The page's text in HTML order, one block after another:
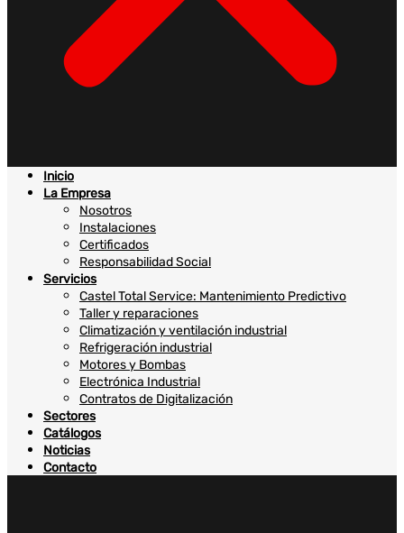
Inicio
La Empresa
Nosotros
Instalaciones
Certificados
Responsabilidad Social
Servicios
Castel Total Service: Mantenimiento Predictivo
Taller y reparaciones
Climatización y ventilación industrial
Refrigeración industrial
Motores y Bombas
Electrónica Industrial
Contratos de Digitalización
Sectores
Catálogos
Noticias
Contacto